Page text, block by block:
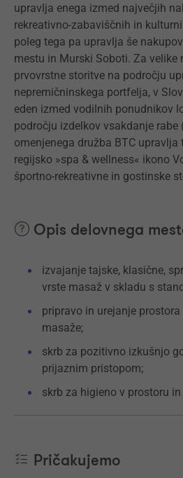
upravlja enega izmed največjih
rekreativno-zabaviščnih in
poleg tega pa upravlja še
mestu in Murski Soboti. Za velike
prvovrstne storitve na področju
nepremičninskega portfelja, v
eden izmed vodilnih ponudnikov
področju izdelkov vsakdanje rabe
omenjenega družba BTC
regijsko »spa & wellness« ikono
športno-rekreativne in gostinske
Opis delovnega
izvajanje tajske, klasične,
vrste masaž v skladu s
pripravo in urejanje
masaže;
skrb za pozitivno izkušnjo
prijaznim pristopom;
skrb za higieno v prostoru
Pričakujemo